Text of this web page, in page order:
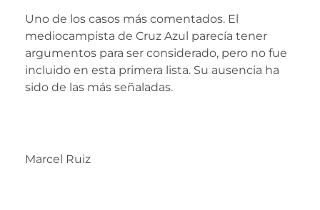
Uno de los casos más comentados. El
mediocampista de Cruz Azul parecía tener
argumentos para ser considerado, pero no fue
incluido en esta primera lista. Su ausencia ha
sido de las más señaladas.
Marcel Ruiz